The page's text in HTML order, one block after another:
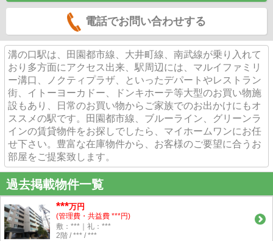
電話でお問い合わせする
溝の口駅は、田園都市線、大井町線、南武線が乗り入れて
おり多方面にアクセス出来、駅周辺には、マルイファミリ
ー溝口、ノクティプラザ、といったデパートやレストラン
街、イトーヨーカドー、ドンキホーテ等大型のお買い物施
設もあり、日常のお買い物からご家族でのお出かけにもオ
ススメの駅です。田園都市線、ブルーライン、グリーンラ
インの賃貸物件をお探しでしたら、マイホームワンにお任
せ下さい。豊富な在庫物件から、お客様のご要望に合うお
部屋をご提案致します。
過去掲載物件一覧
***万円
(管理費・共益費 ***円)
敷：***｜礼：***
2階 / *** / ***